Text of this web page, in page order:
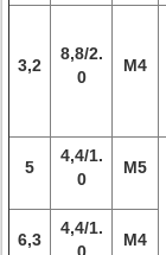
3,2
8,8/2.
0
M4
5
4,4/1.
0
M5
6,3
4,4/1.
M4